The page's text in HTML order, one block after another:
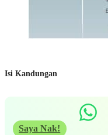
Isi Kandungan
Saya Nak!